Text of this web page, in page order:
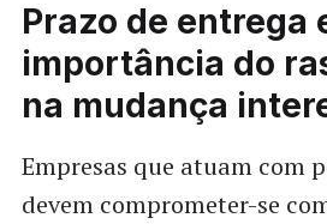
Prazo de entrega
importância do
na mudança
Empresas que atuam com
devem comprometer-se